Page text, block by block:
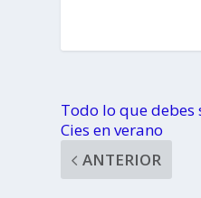
Todo lo que debes
Cies en verano
ANTERIOR